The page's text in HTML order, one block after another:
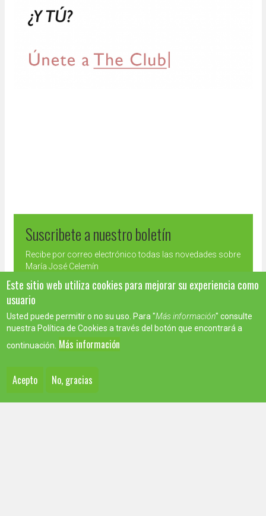
Suscribete a nuestro boletín
Recibe por correo electrónico todas las novedades sobre
María José Celemín
Correo
electrónico
*
Suscribirse
Este sitio web utiliza cookies para mejorar su experiencia como
usuario
Usted puede permitir o no su uso. Para "Más información" consulte
nuestra Política de Cookies a través del botón que encontrará a
continuación. Más información
Acepto No, gracias